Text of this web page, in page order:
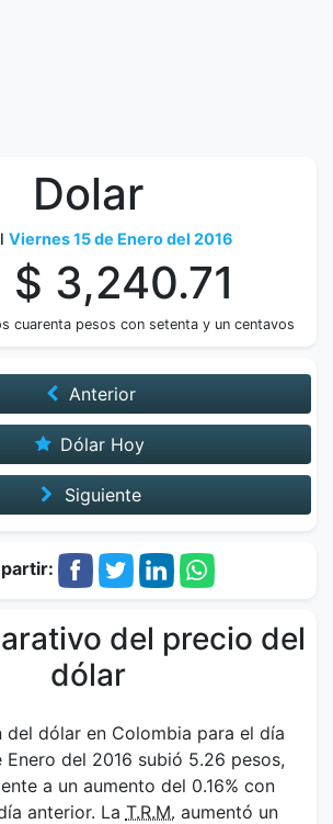
Dolar
Viernes 15 de Enero del 2016
$ 3,240.71
cuarenta pesos con setenta y un centavos
Anterior
Dólar Hoy
Siguiente
del precio del
dólar
del dólar en Colombia para el día
Enero del 2016 subió 5.26 pesos,
a un aumento del 0.16% con
anterior. La T.R.M. aumentó un